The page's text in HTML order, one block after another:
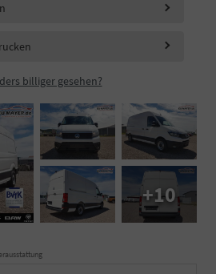
billiger gesehen?
+10